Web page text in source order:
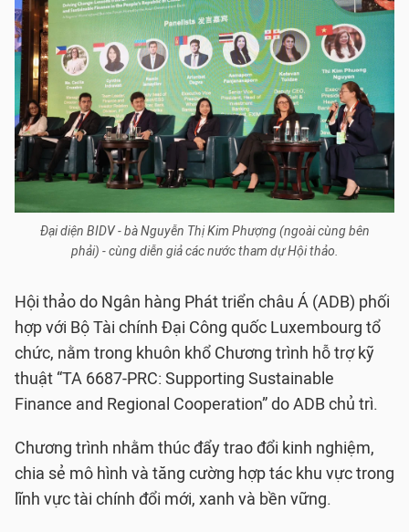
Đại diện BIDV - bà Nguyễn Thị Kim Phượng (ngoài cùng bên
phải) - cùng diễn giả các nước tham dự Hội thảo.
Hội thảo do Ngân hàng Phát triển châu Á (ADB) phối
hợp với Bộ Tài chính Đại Công quốc Luxembourg tổ
chức, nằm trong khuôn khổ Chương trình hỗ trợ kỹ
thuật “TA 6687-PRC: Supporting Sustainable
Finance and Regional Cooperation” do ADB chủ trì.
Chương trình nhằm thúc đẩy trao đổi kinh nghiệm,
chia sẻ mô hình và tăng cường hợp tác khu vực trong
lĩnh vực tài chính đổi mới, xanh và bền vững.